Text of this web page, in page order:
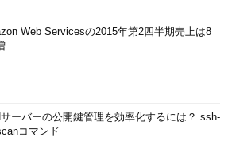
Web Servicesの2015年第2四半期売上は8
ーバーの公開鍵管理を効率化するには？ ssh-
コマンド